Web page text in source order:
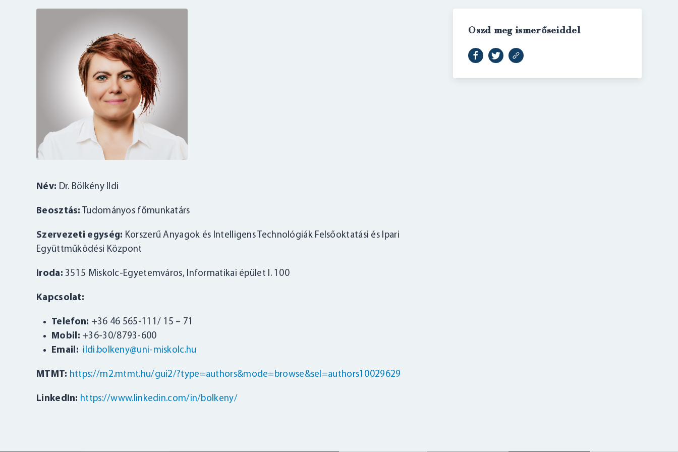
Név: Dr. Bölkény Ildi
Beosztás: Tudományos főmunkatárs
Szervezeti egység: Korszerű Anyagok és Intelligens Technológiák Felsőoktatási és Ipari
Együttműködési Központ
Iroda: 3515 Miskolc-Egyetemváros, Informatikai épület I. 100
Kapcsolat:
Telefon: +36 46 565-111/ 15 – 71
Mobil: +36-30/8793-600
Email: ildi.bolkeny@uni-miskolc.hu
MTMT: https://m2.mtmt.hu/gui2/?type=authors&mode=browse&sel=authors10029629
LinkedIn: https://www.linkedin.com/in/bolkeny/
Oszd meg ismerőseiddel